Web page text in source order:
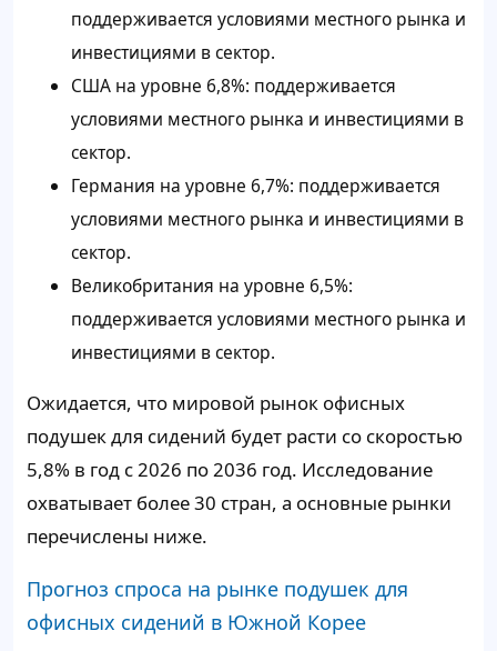
поддерживается условиями местного рынка и
инвестициями в сектор.
США на уровне 6,8%: поддерживается
условиями местного рынка и инвестициями в
сектор.
Германия на уровне 6,7%: поддерживается
условиями местного рынка и инвестициями в
сектор.
Великобритания на уровне 6,5%:
поддерживается условиями местного рынка и
инвестициями в сектор.
Ожидается, что мировой рынок офисных
подушек для сидений будет расти со скоростью
5,8% в год с 2026 по 2036 год. Исследование
охватывает более 30 стран, а основные рынки
перечислены ниже.
Прогноз спроса на рынке подушек для
офисных сидений в Южной Корее